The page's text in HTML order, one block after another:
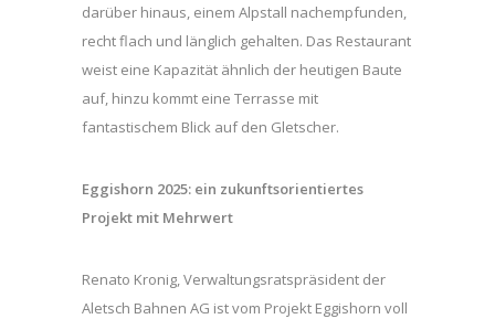
darüber hinaus, einem Alpstall nachempfunden,
recht flach und länglich gehalten. Das Restaurant
weist eine Kapazität ähnlich der heutigen Baute
auf, hinzu kommt eine Terrasse mit
fantastischem Blick auf den Gletscher.
Eggishorn 2025: ein zukunftsorientiertes
Projekt mit Mehrwert
Renato Kronig, Verwaltungsratspräsident der
Aletsch Bahnen AG ist vom Projekt Eggishorn voll